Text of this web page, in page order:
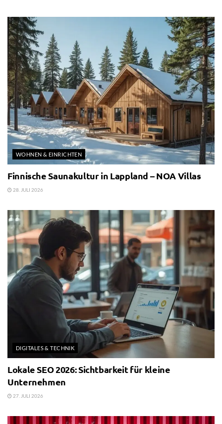
WOHNEN & EINRICHTEN
Finnische Saunakultur in Lappland – NOA Villas
28. JULI 2026
DIGITALES & TECHNIK
Lokale SEO 2026: Sichtbarkeit für kleine
Unternehmen
27. JULI 2026